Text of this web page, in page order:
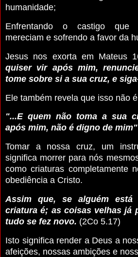
humanidade;
Enfrentando o castigo que
mereciam e sofrendo a favor da
Jesus nos exorta em Mateus
quiser vir após mim,
tome sobre si a sua cruz, e
Ele também revela que isso não
"...E quem não toma a sua
após mim, não é digno de mim"
Tomar a nossa cruz, um
significa morrer para nós
como criaturas completamente
obediência a Cristo.
Assim que, se alguém está
criatura é; as coisas velhas já
tudo se fez novo. (2Co 5.17)
Isto significa render a Deus a
afeições, nossas ambições e